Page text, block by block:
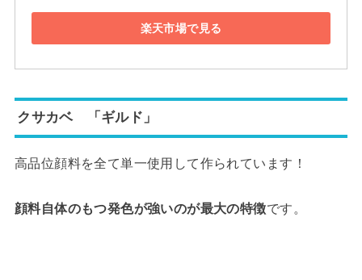
楽天市場で見る
クサカベ 「ギルド」
高品位顔料を全て単一使用して作られています！
顔料自体のもつ発色が強いのが最大の特徴です。